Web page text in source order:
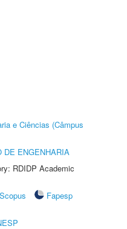
e Ciências (Câmpus
DE ENGENHARIA
RDIDP Academic
Scopus
Fapesp